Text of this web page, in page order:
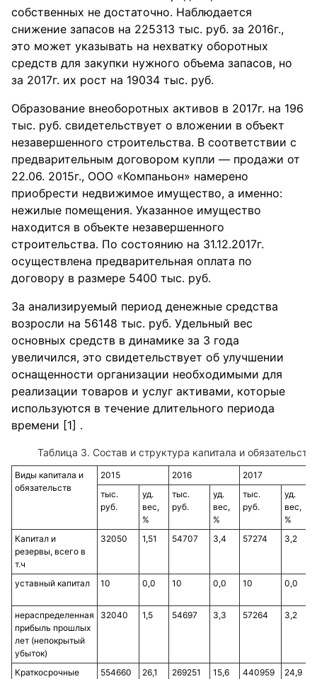
собственных не достаточно. Наблюдается
снижение запасов на 225313 тыс. руб. за 2016г.,
это может указывать на нехватку оборотных
средств для закупки нужного объема запасов, но
за 2017г. их рост на 19034 тыс. руб.
Образование внеоборотных активов в 2017г. на 196
тыс. руб. свидетельствует о вложении в объект
незавершенного строительства. В соответствии с
предварительным договором купли — продажи от
22.06. 2015г., ООО «Компаньон» намерено
приобрести недвижимое имущество, а именно:
нежилые помещения. Указанное имущество
находится в объекте незавершенного
строительства. По состоянию на 31.12.2017г.
осуществлена предварительная оплата по
договору в размере 5400 тыс. руб.
За анализируемый период денежные средства
возросли на 56148 тыс. руб. Удельный вес
основных средств в динамике за 3 года
увеличился, это свидетельствует об улучшении
оснащенности организации необходимыми для
реализации товаров и услуг активами, которые
используются в течение длительного периода
времени [1] .
Таблица 3. Состав и структура капитала и обязательств
Виды капитала и
обязательств
2015 2016 2017
тыс.
руб.
уд.
вес,
%
тыс.
руб.
уд.
вес,
%
тыс.
руб.
уд.
вес,
%
Капитал и
резервы, всего в
т.ч
32050 1,51 54707 3,4 57274 3,2
уставный капитал 10 0,0 10 0,0 10 0,0
нераспределенная
прибыль прошлых
лет (непокрытый
убыток)
32040 1,5 54697 3,3 57264 3,2
Краткосрочные
554660 26,1 269251 15,6 440959 24,9